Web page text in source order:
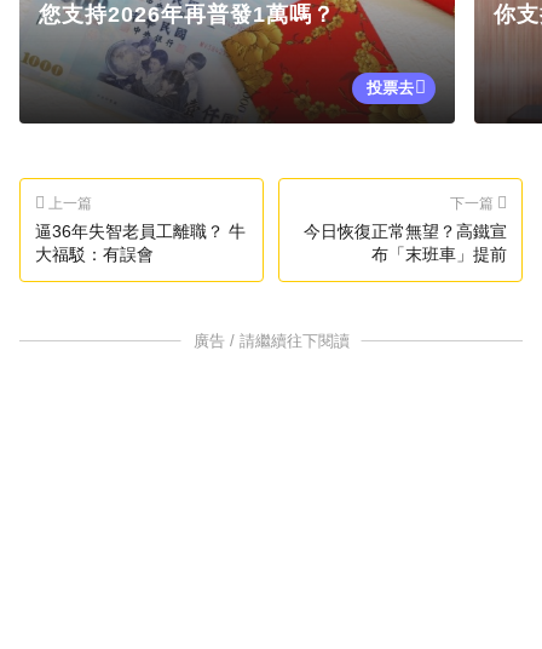
您支持2026年再普發1萬嗎？
投票去
你
上一篇
逼36年失智老員工離職？ 牛
大福駁：有誤會
下一篇
今日恢復正常無望？高鐵宣
布「末班車」提前
廣告 / 請繼續往下閱讀